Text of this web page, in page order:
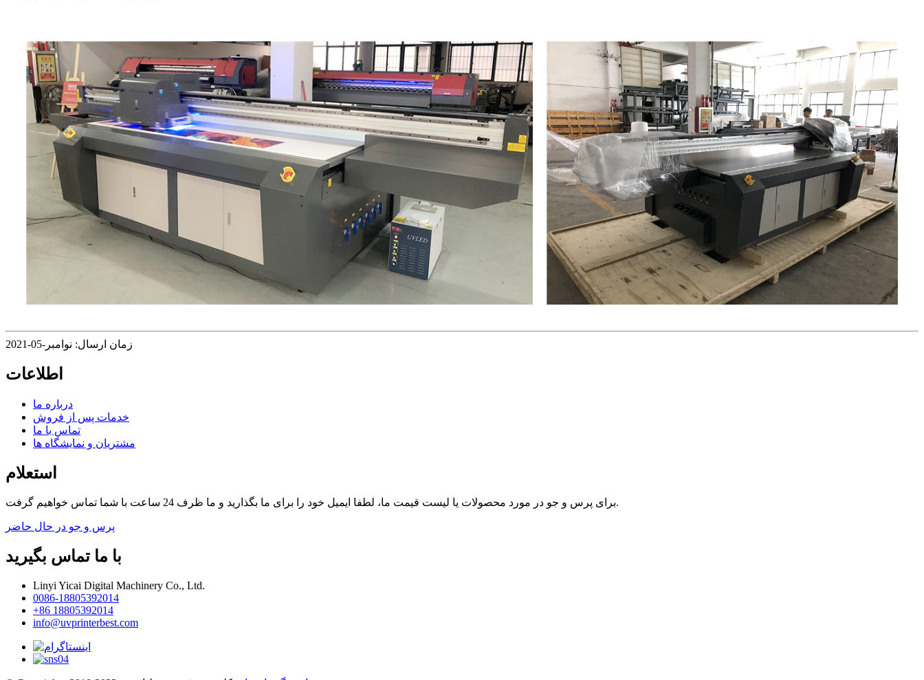
زمان ارسال: نوامبر-05-2021
اطلاعات
درباره ما
خدمات پس از فروش
تماس با ما
مشتریان و نمایشگاه ها
استعلام
برای پرس و جو در مورد محصولات یا لیست قیمت ما، لطفا ایمیل خود را برای ما بگذارید و ما ظرف 24 ساعت با شما تماس خواهیم گرفت.
پرس و جو در حال حاضر
با ما تماس بگیرید
Linyi Yicai Digital Machinery Co., Ltd.
0086-18805392014
+86 18805392014
info@uvprinterbest.com